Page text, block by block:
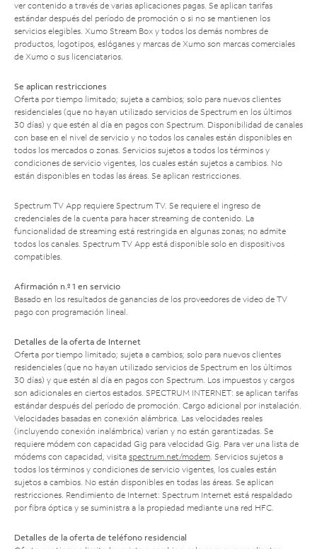
ver contenido a través de varias aplicaciones pagas. Se aplican tarifas
estándar después del período de promoción o si no se mantienen los
servicios elegibles. Xumo Stream Box y todos los demás nombres de
productos, logotipos, eslóganes y marcas de Xumo son marcas comerciales
de Xumo o sus licenciatarios.
Se aplican restricciones
Oferta por tiempo limitado; sujeta a cambios; solo para nuevos clientes
residenciales (que no hayan utilizado servicios de Spectrum en los últimos
30 días) y que estén al día en pagos con Spectrum. Disponibilidad de canales
con base en el nivel de servicio y no todos los canales están disponibles en
todos los mercados o zonas. Servicios sujetos a todos los términos y
condiciones de servicio vigentes, los cuales están sujetos a cambios. No
están disponibles en todas las áreas. Se aplican restricciones.
Spectrum TV App requiere Spectrum TV. Se requiere el ingreso de
credenciales de la cuenta para hacer streaming de contenido. La
funcionalidad de streaming está restringida en algunas zonas; no admite
todos los canales. Spectrum TV App está disponible solo en dispositivos
compatibles.
Afirmación n.º 1 en servicio
Basado en los resultados de ganancias de los proveedores de video de TV
pago con programación lineal.
Detalles de la oferta de Internet
Oferta por tiempo limitado; sujeta a cambios; solo para nuevos clientes
residenciales (que no hayan utilizado servicios de Spectrum en los últimos
30 días) y que estén al día en pagos con Spectrum. Los impuestos y cargos
son adicionales en ciertos estados. SPECTRUM INTERNET: se aplican tarifas
estándar después del período de promoción. Cargo adicional por instalación.
Velocidades basadas en conexión alámbrica. Las velocidades reales
(incluyendo conexión inalámbrica) varían y no están garantizadas. Se
requiere módem con capacidad Gig para velocidad Gig. Para ver una lista de
módems con capacidad, visita spectrum.net/modem. Servicios sujetos a
todos los términos y condiciones de servicio vigentes, los cuales están
sujetos a cambios. No están disponibles en todas las áreas. Se aplican
restricciones. Rendimiento de Internet: Spectrum Internet está respaldado
por fibra óptica y se suministra a la propiedad mediante una red HFC.
Detalles de la oferta de teléfono residencial